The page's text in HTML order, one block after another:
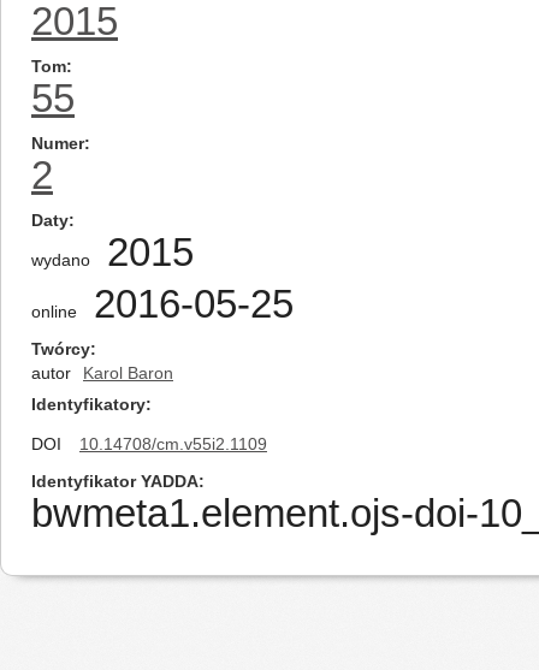
2015
Tom
55
Numer
2
Daty
wydano 2015
online 2016-05-25
Twórcy
autor
Karol Baron
Identyfikatory
DOI
10.14708/cm.v55i2.1109
Identyfikator YADDA
bwmeta1.element.ojs-doi-